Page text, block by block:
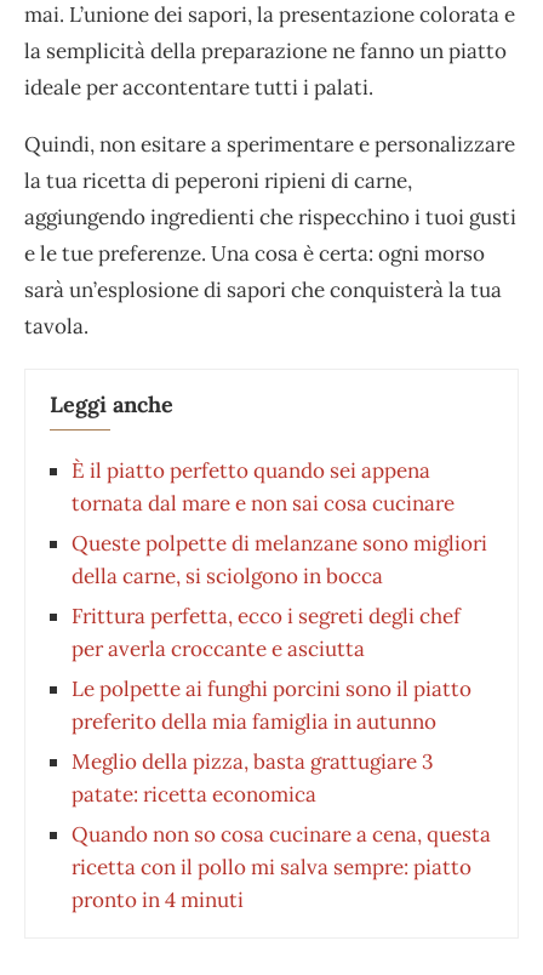
mai. L’unione dei sapori, la presentazione colorata e
la semplicità della preparazione ne fanno un piatto
ideale per accontentare tutti i palati.
Quindi, non esitare a sperimentare e personalizzare
la tua ricetta di peperoni ripieni di carne,
aggiungendo ingredienti che rispecchino i tuoi gusti
e le tue preferenze. Una cosa è certa: ogni morso
sarà un’esplosione di sapori che conquisterà la tua
tavola.
Leggi anche
È il piatto perfetto quando sei appena
tornata dal mare e non sai cosa cucinare
Queste polpette di melanzane sono migliori
della carne, si sciolgono in bocca
Frittura perfetta, ecco i segreti degli chef
per averla croccante e asciutta
Le polpette ai funghi porcini sono il piatto
preferito della mia famiglia in autunno
Meglio della pizza, basta grattugiare 3
patate: ricetta economica
Quando non so cosa cucinare a cena, questa
ricetta con il pollo mi salva sempre: piatto
pronto in 4 minuti